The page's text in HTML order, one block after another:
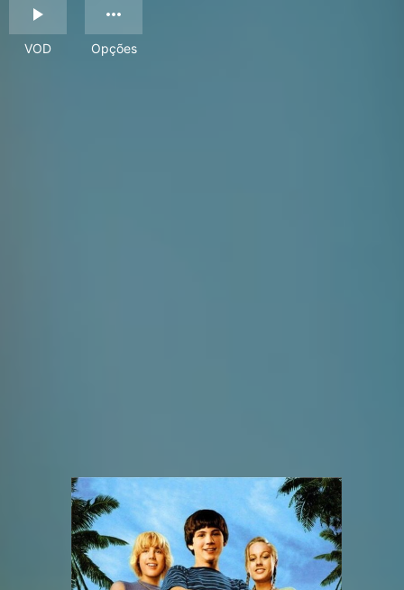
VOD Opções